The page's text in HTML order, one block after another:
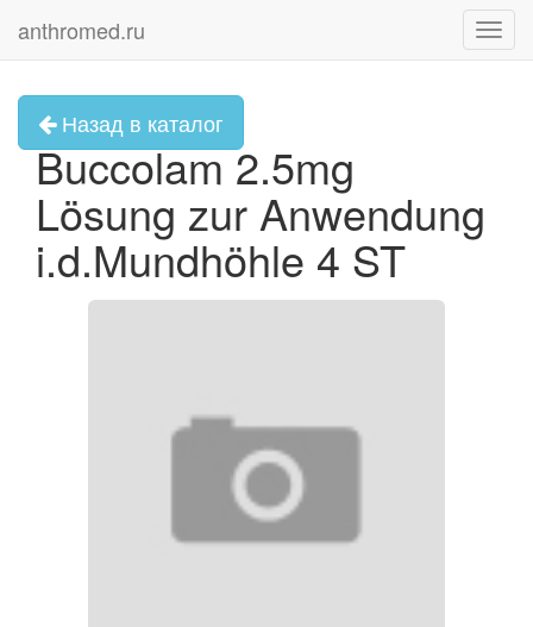
anthromed.ru
Назад в каталог
Buccolam 2.5mg
Lösung zur Anwendung
i.d.Mundhöhle 4 ST